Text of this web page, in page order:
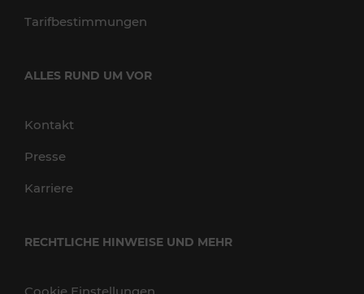
Tarifbestimmungen
ALLES RUND UM VOR
Kontakt
Presse
Karriere
RECHTLICHE HINWEISE UND MEHR